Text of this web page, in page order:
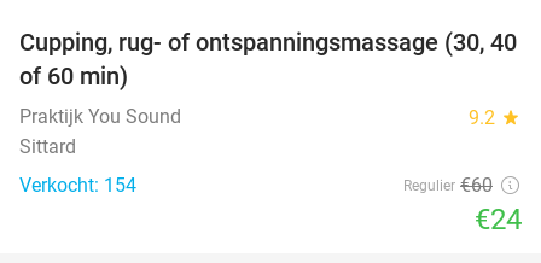
60%
Cupping, rug- of ontspanningsmassage (30, 40
of 60 min)
Praktijk You Sound 9.2 star
Sittard
Verkocht: 154
Regulier €60
€24